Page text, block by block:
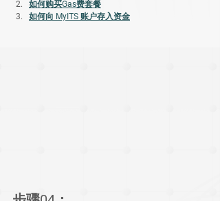
如何购买Gas费套餐
如何向 MyITS 账户存入资金